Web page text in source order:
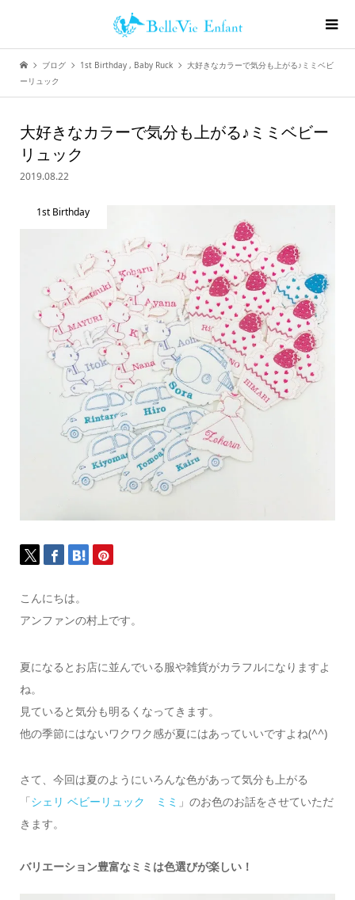
ブログ 1st Birthday , Baby Ruck
大好きなカラーで気分も上がる♪ミミベビ
ーリュック
大好きなカラーで気分も上がる♪ミミベビー
リュック
2019.08.22
1st Birthday
こんにちは。
アンファンの村上です。
夏になるとお店に並んでいる服や雑貨がカラフルになりますよ
ね。
見ていると気分も明るくなってきます。
他の季節にはないワクワク感が夏にはあっていいですよね(^^)
さて、今回は夏のようにいろんな色があって気分も上がる
「シェリ ベビーリュック ミミ 」のお色のお話をさせていただ
きます。
バリエーション豊富なミミは色選びが楽しい！